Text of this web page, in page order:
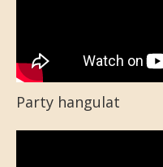
Party hangulat